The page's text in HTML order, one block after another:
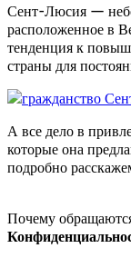
Сент-Люсия —
расположенное в
тенденция к
страны для
А все дело в
которые она
подробно
Почему